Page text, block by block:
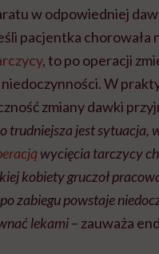
w odpowiedniej
pacjentka chorowała
, to po operacji
W
zmiany dawki
trudniejsza jest sytuacja,
wycięcia tarczycy
kobiety gruczoł
zabiegu powstaje
lekami– zauważa